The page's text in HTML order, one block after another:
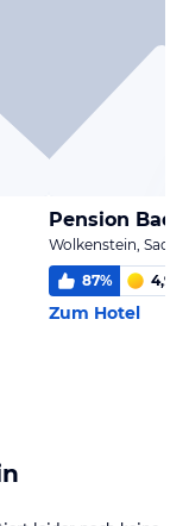
Pension
Wolkenstein,
87% 4,9
Zum Hotel